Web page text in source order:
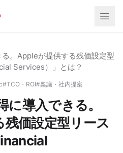
。Appleが提供する残価設定型
Services）」とは？
#TCO・ROI#稟議・社内提案
導入できる。
価設定型リース